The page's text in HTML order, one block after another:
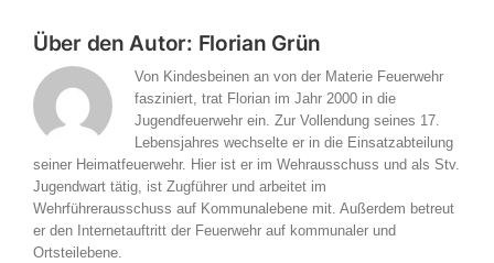
Über den Autor: Florian Grün
Von Kindesbeinen an von der Materie Feuerwehr
fasziniert, trat Florian im Jahr 2000 in die
Jugendfeuerwehr ein. Zur Vollendung seines 17.
Lebensjahres wechselte er in die Einsatzabteilung
seiner Heimatfeuerwehr. Hier ist er im Wehrausschuss und als Stv.
Jugendwart tätig, ist Zugführer und arbeitet im
Wehrführerausschuss auf Kommunalebene mit. Außerdem betreut
er den Internetauftritt der Feuerwehr auf kommunaler und
Ortsteilebene.